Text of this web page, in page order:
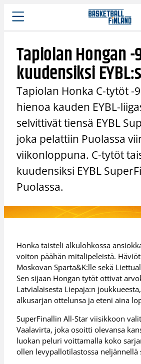
Siirry
sisältöön
Tapiolan Hongan
kuudensiksi
Tapiolan Honka C-tytöt -
hienoa kauden EYBL-
selvittivät tiensä EYBL
joka pelattiin Puolassa
viikonloppuna. C-tytöt
kuudensiksi EYBL
Puolassa.
Honka taisteli alkulohkossa
voiton päähän mitalipeleistä.
Moskovan Sparta&K:lle sekä
Sen sijaan Hongan tytöt ottivat
Latvialaisesta Liepaja:n
alkusarjan ottelunsa ja eteni aina
SuperFinallin All-Star viisikkoon
Vaalavirta, joka osoitti olevansa
luokan peluri voittamalla koko
ollen levypallotilastossa neljännellä